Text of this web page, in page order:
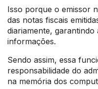
Isso porque o emissor
das notas fiscais
diariamente, garantindo
informações.
Sendo assim, essa
responsabilidade do
na memória dos